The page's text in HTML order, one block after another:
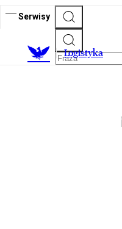
Serwisy
Logistyka